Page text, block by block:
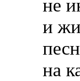
не
и
на